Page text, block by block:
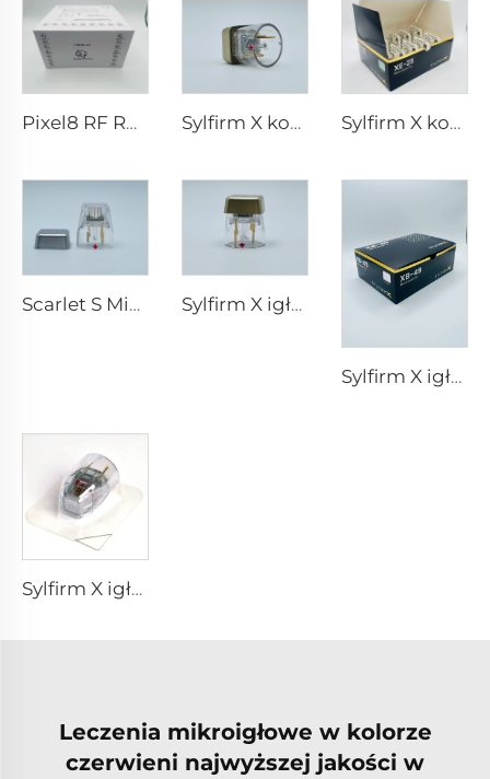
Pixel8 RF Rohrer Aesthetic końcówki 25 49 64 Sylfirm X końcówki do mikroigłowania rf X-25 Sylfirm X końcówki do mikroigłowania rf XE-25
Scarlet S Mikroigłowanie rf dwubiegunowe elektrody zużywalne końcówki 25pin Sylfirm X igłowanie mikroigłowe pielęgnacja skóry końcówki sylfirm X X-25
Sylfirm X igłowanie mikroigłowe pielęgnacja skóry końcówki sylfirm X XB-49
Sylfirm X igłowanie mikroigłowe końcówka rf sylfirm x XE-25 kaseton od firmy Viol
Leczenia mikroigłowe w kolorze
czerwieni najwyższej jakości w